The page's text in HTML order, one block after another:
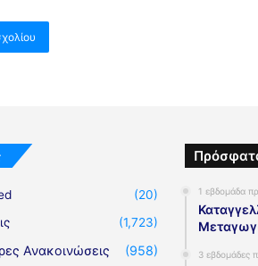
(20)
(1,723)
Ανακοινώσεις (958)
1 εβδομάδα
3 εβδομάδες